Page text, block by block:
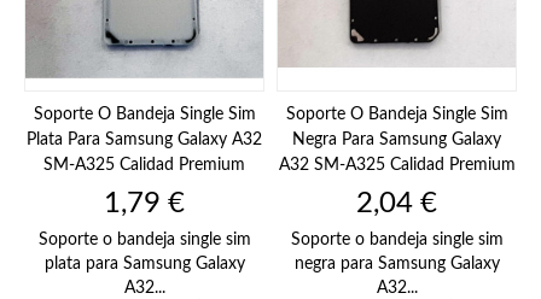
Soporte O Bandeja Single Sim
Plata Para Samsung Galaxy A32
SM-A325 Calidad Premium
Precio
1,79 €
Soporte o bandeja single sim
plata para Samsung Galaxy
A32...
Soporte O Bandeja Single Sim
Negra Para Samsung Galaxy
A32 SM-A325 Calidad Premium
Precio
2,04 €
Soporte o bandeja single sim
negra para Samsung Galaxy
A32...